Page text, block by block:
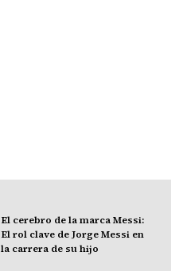
El cerebro de la marca Messi:
El rol clave de Jorge Messi en
la carrera de su hijo